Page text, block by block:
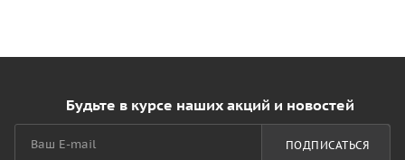
Будьте в курсе наших акций и новостей
ПОДПИСАТЬСЯ